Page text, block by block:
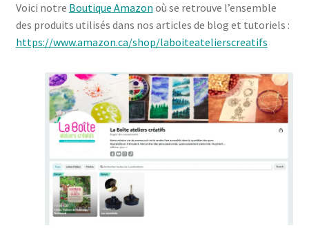
Voici notre Boutique Amazon où se retrouve l’ensemble
des produits utilisés dans nos articles de blog et tutoriels :
https://www.amazon.ca/shop/laboiteatelierscreatifs